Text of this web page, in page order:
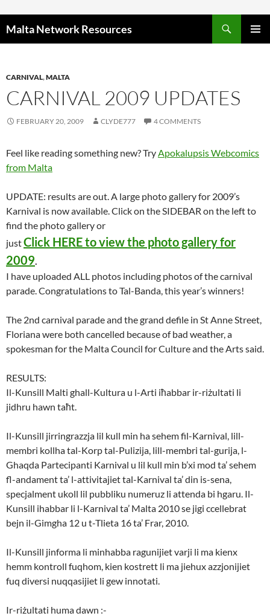
Malta Network Resources
CARNIVAL,MALTA
CARNIVAL 2009 UPDATES
FEBRUARY 20, 2009 CLYDE777 4 COMMENTS
Feel like reading something new? TryApokalupsis Webcomics
from Malta
UPDATE: results are out. A large photo gallery for 2009’s
Karnival is now available. Click on the SIDEBAR on the left to
find the photo gallery or
justClick HERE to view the photo gallery for
2009.
I have uploaded ALL photos including photos of the carnival
parade. Congratulations to Tal-Banda, this year’s winners!
The 2nd carnival parade and the grand defile in St Anne Street,
Floriana were both cancelled because of bad weather, a
spokesman for the Malta Council for Culture and the Arts said.
RESULTS:
Il-Kunsill Malti ghall-Kultura u l-Arti iħabbar ir-riżultati li
jidhru hawn taħt.
Il-Kunsill jirringrazzja lil kull min ha sehem fil-Karnival, lill-
membri kollha tal-Korp tal-Pulizija, lill-membri tal-gurija, l-
Ghaqda Partecipanti Karnival u lil kull min b’xi mod ta’ sehem
fl-andament ta’ l-attivitajiet tal-Karnival ta’ din is-sena,
specjalment ukoll lil pubbliku numeruz li attenda bi hgaru. Il-
Kunsill ihabbar li l-Karnival ta’ Malta 2010 se jigi ccellebrat
bejn il-Gimgha 12 u t-Tlieta 16 ta’ Frar, 2010.
Il-Kunsill jinforma li minhabba ragunijiet varji li ma kienx
hemm kontroll fuqhom, kien kostrett li ma jiehux azzjonijiet
fuq diversi nuqqasijiet li gew innotati.
Ir-riżultati huma dawn :-